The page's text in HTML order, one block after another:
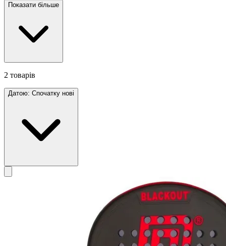
Показати більше
2 товарів
Датою: Спочатку нові